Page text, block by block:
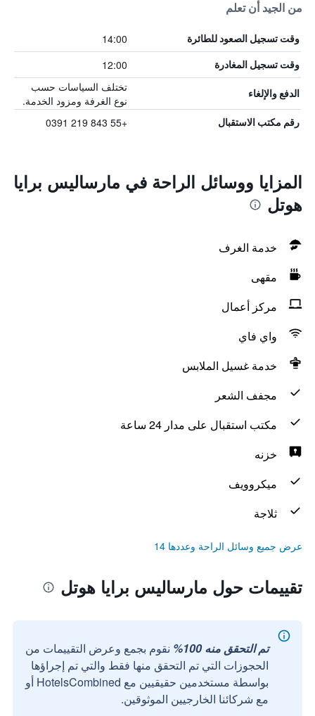
من الجيد أن تعلم
وقت تسجيل الصعود للطائرة 14:00
وقت تسجيل المغادرة 12:00
الدفع والإلغاء
تختلف السياسات حسب
نوع الغرفة ومزود الخدمة.
رقم مكتب الاستقبال +55 843 219 0391
المزايا ووسائل الراحة في مارساليس برايا
هوتل
خدمة الغرف
مقهى
مركز أعمال
واي فاي
خدمة غسيل الملابس
مجفف الشعر
مكتب استقبال على مدار 24 ساعة
خزنه
ميكروويف
ثلاجة
عرض جميع وسائل الراحة وعددها 14
تقييمات حول مارساليس برايا هوتل
تم التحقق منه 100%
نقوم بجمع وعرض التقييمات من
الحجوزات التي تم التحقق منها فقط والتي تم إجراؤها
بواسطة مستخدمين حقيقيين مع HotelsCombined أو
مع شركائنا الخارجيين الموثوقين.